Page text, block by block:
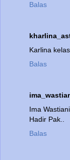
Balas
Karlina
Balas
Ima
Hadir Pak..
Balas